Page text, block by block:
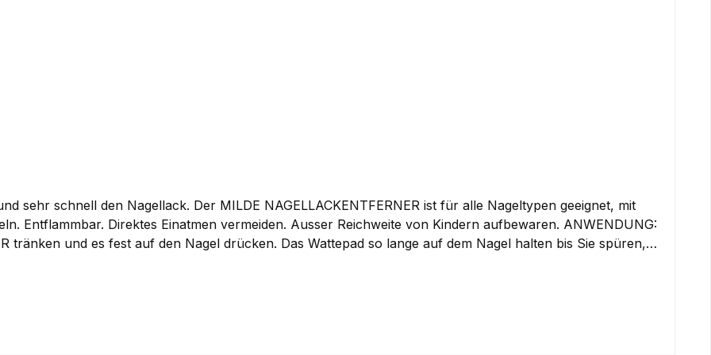
sehr schnell den Nagellack. Der MILDE NAGELLACKENTFERNER ist für alle Nageltypen geeignet, mit
Direktes Einatmen vermeiden. Ausser Reichweite von Kindern aufbewaren. ANWENDUNG:
tränken und es fest auf den Nagel drücken. Das Wattepad so lange auf dem Nagel halten bis Sie spüren,